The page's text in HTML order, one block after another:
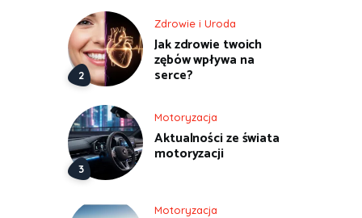
Zdrowie i Uroda
Jak zdrowie twoich
zębów wpływa na
serce?
Motoryzacja
Aktualności ze świata
motoryzacji
Motoryzacja